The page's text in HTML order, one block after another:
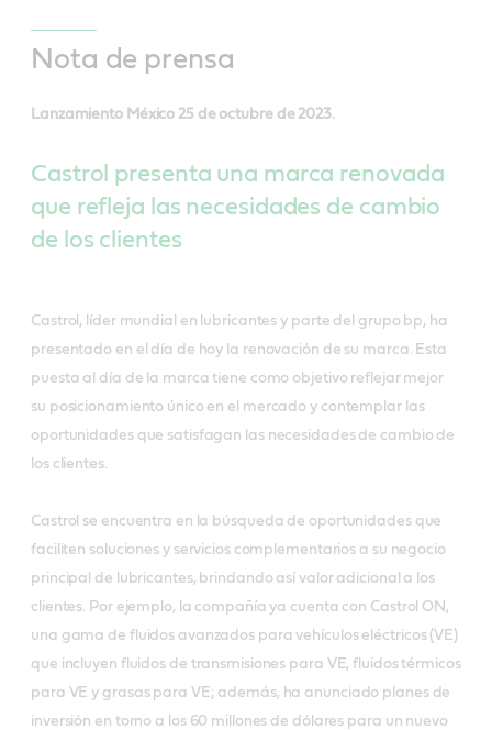
Nota de prensa
Lanzamiento México 25 de octubre de 2023.
Castrol presenta una marca renovada
que refleja las necesidades de cambio
de los clientes
Castrol, líder mundial en lubricantes y parte del grupo bp, ha
presentado en el día de hoy la renovación de su marca. Esta
puesta al día de la marca tiene como objetivo reflejar mejor
su posicionamiento único en el mercado y contemplar las
oportunidades que satisfagan las necesidades de cambio de
los clientes.
Castrol se encuentra en la búsqueda de oportunidades que
faciliten soluciones y servicios complementarios a su negocio
principal de lubricantes, brindando así valor adicional a los
clientes. Por ejemplo, la compañía ya cuenta con Castrol ON,
una gama de fluidos avanzados para vehículos eléctricos (VE)
que incluyen fluidos de transmisiones para VE, fluidos térmicos
para VE y grasas para VE; además, ha anunciado planes de
inversión en torno a los 60 millones de dólares para un nuevo